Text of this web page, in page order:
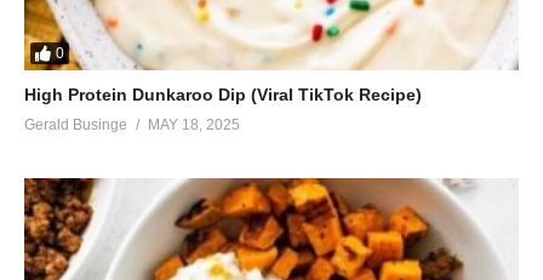
0
High Protein Dunkaroo Dip (Viral TikTok Recipe)
Gerald Businge MAY 18, 2025